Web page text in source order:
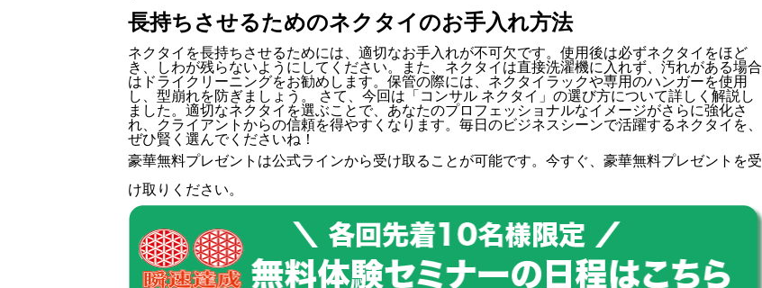
長持ちさせるためのネクタイのお手入れ方法
ネクタイを長持ちさせるためには、適切なお手入れが不可欠です。使用後は必ずネクタイをほど
き、しわが残らないようにしてください。また、ネクタイは直接洗濯機に入れず、汚れがある場合
はドライクリーニングをお勧めします。保管の際には、ネクタイラックや専用のハンガーを使用
し、型崩れを防ぎましょう。 さて、今回は「コンサル ネクタイ」の選び方について詳しく解説し
ました。適切なネクタイを選ぶことで、あなたのプロフェッショナルなイメージがさらに強化さ
れ、クライアントからの信頼を得やすくなります。毎日のビジネスシーンで活躍するネクタイを、
ぜひ賢く選んでくださいね！
豪華無料プレゼントは公式ラインから受け取ることが可能です。今すぐ、豪華無料プレゼントを受
け取りください。